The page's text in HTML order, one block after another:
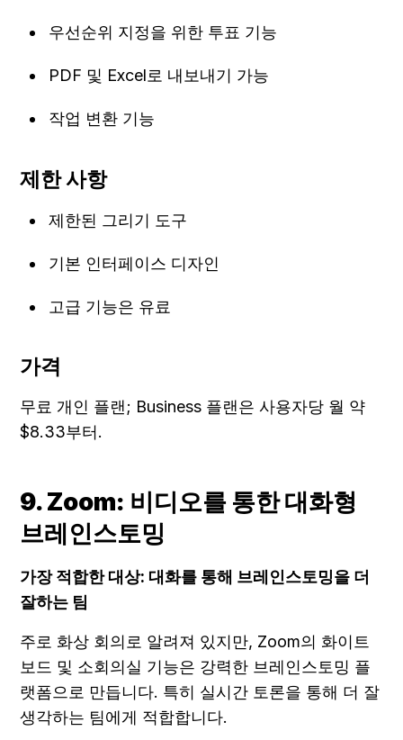
우선순위 지정을 위한 투표 기능
PDF 및 Excel로 내보내기 가능
작업 변환 기능
제한 사항
제한된 그리기 도구
기본 인터페이스 디자인
고급 기능은 유료
가격
무료 개인 플랜; Business 플랜은 사용자당 월 약
$8.33부터.
9. Zoom: 비디오를 통한 대화형
브레인스토밍
가장 적합한 대상: 대화를 통해 브레인스토밍을 더
잘하는 팀
주로 화상 회의로 알려져 있지만, Zoom의 화이트
보드 및 소회의실 기능은 강력한 브레인스토밍 플
랫폼으로 만듭니다. 특히 실시간 토론을 통해 더 잘
생각하는 팀에게 적합합니다.